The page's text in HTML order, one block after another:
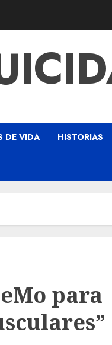
DE VIDA HISTORIAS
para